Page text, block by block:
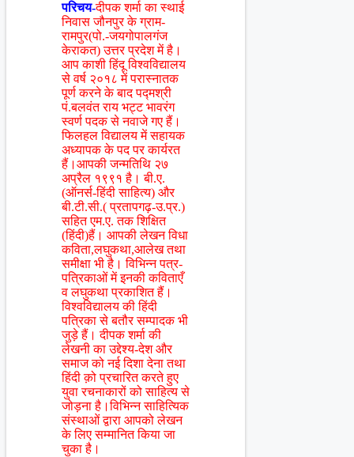
परिचय-दीपक शर्मा का स्थाई
निवास जौनपुर के ग्राम-
रामपुर(पो.-जयगोपालगंज
केराकत) उत्तर प्रदेश में है।
आप काशी हिंदू विश्वविद्यालय
से वर्ष २०१८ में परास्नातक
पूर्ण करने के बाद पद्मश्री
पं.बलवंत राय भट्ट भावरंग
स्वर्ण पदक से नवाजे गए हैं।
फिलहल विद्यालय में सहायक
अध्यापक के पद पर कार्यरत
हैं।आपकी जन्मतिथि २७
अप्रैल १९९१ है। बी.ए.
(ऑनर्स-हिंदी साहित्य) और
बी.टी.सी.( प्रतापगढ़-उ.प्र.)
सहित एम.ए. तक शिक्षित
(हिंदी)हैं। आपकी लेखन विधा
कविता,लघुकथा,आलेख तथा
समीक्षा भी है। विभिन्न पत्र-
पत्रिकाओं में इनकी कविताएँ
व लघुकथा प्रकाशित हैं।
विश्वविद्यालय की हिंदी
पत्रिका से बतौर सम्पादक भी
जुड़े हैं। दीपक शर्मा की
लेखनी का उद्देश्य-देश और
समाज को नई दिशा देना तथा
हिंदी क़ो प्रचारित करते हुए
युवा रचनाकारों को साहित्य से
जोड़ना है।विभिन्न साहित्यिक
संस्थाओं द्वारा आपको लेखन
के लिए सम्मानित किया जा
चुका है।